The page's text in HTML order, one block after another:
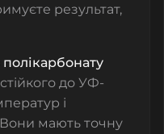
результат,
полікарбонату
стійкого до УФ-
і
мають точну